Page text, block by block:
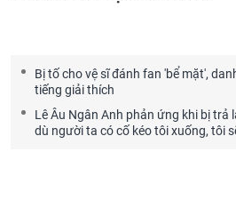
Bị tố cho vệ sĩ đánh fan 'bể mặt',
tiếng giải thích
Lê Âu Ngân Anh phản ứng khi bị trả
dù người ta có cố kéo tôi xuống, tôi